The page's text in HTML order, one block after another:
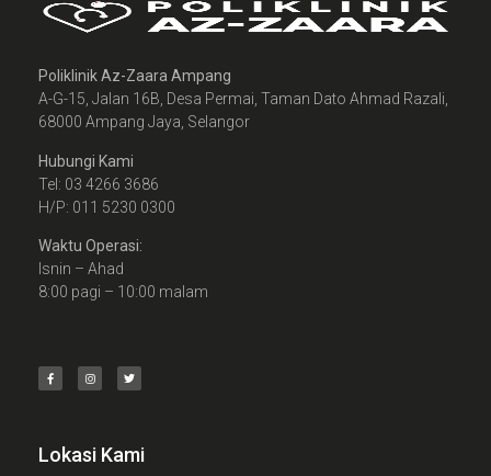
Poliklinik Az-Zaara Ampang
A-G-15, Jalan 16B, Desa Permai, Taman Dato Ahmad Razali,
68000 Ampang Jaya, Selangor
Hubungi Kami
Tel: 03 4266 3686
H/P: 011 5230 0300
Waktu Operasi:
Isnin – Ahad
8:00 pagi – 10:00 malam
Lokasi Kami